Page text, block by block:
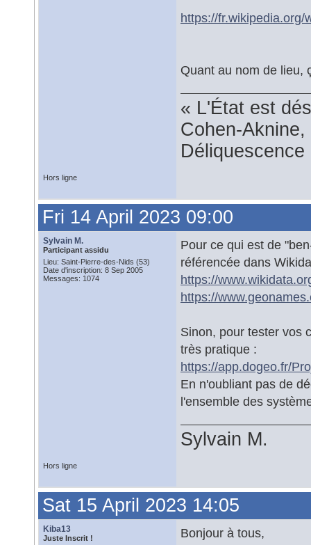
https://fr.wikipedia.org/
Quant au nom de lieu,
« L'État est
Cohen-
Hors ligne
Fri 14 April 2023 09:00
Sylvain M.
Participant assidu
Lieu: Saint-Pierre-des-Nids (53)
Date d'inscription: 8 Sep 2005
Messages: 1074
Pour ce qui est de
référencée dans
https://
https://
Sinon, pour tester vos
très pratique :
https://app.dogeo.fr/
En n'oubliant pas de
l'ensemble des
Sylvain M.
Hors ligne
Sat 15 April 2023 14:05
Kiba13
Juste Inscrit !
Bonjour à tous,